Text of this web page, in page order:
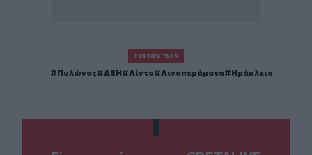
ΣΧΕΤΙΚΆ TAGS
Πυλώνας ΔΕΗ Λίντο Λινοπεράματα Ηράκλειο